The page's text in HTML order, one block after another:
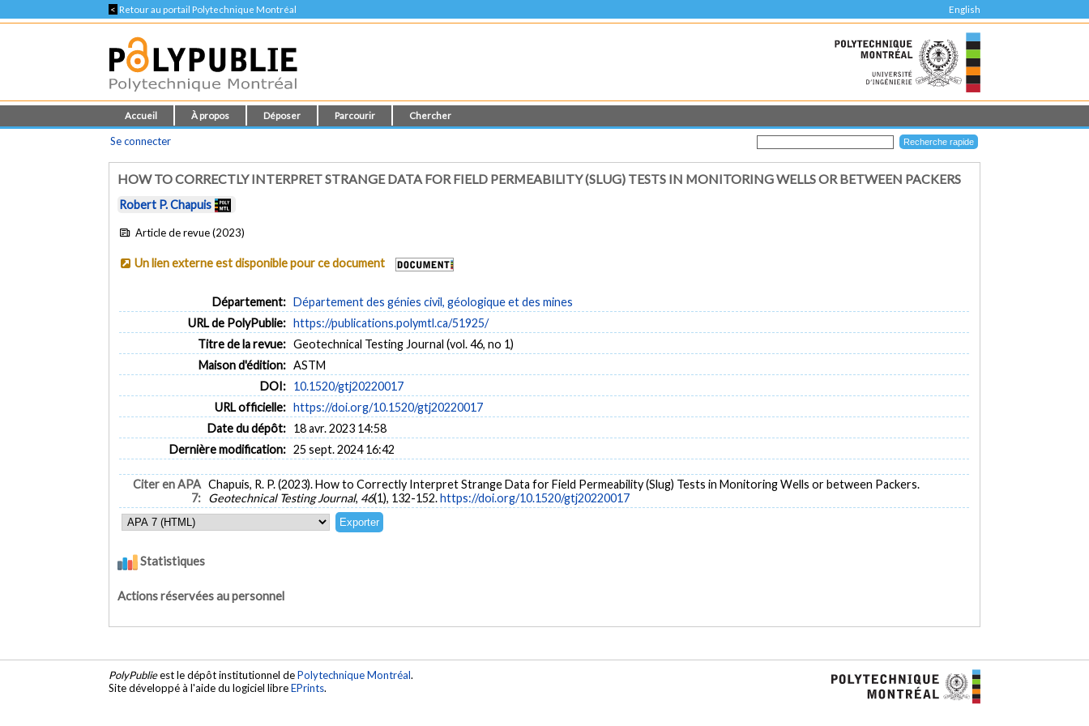
< Retour au portail Polytechnique Montréal English
Accueil À propos Déposer Parcourir Chercher
Se connecter
HOW TO CORRECTLY INTERPRET STRANGE DATA FOR FIELD PERMEABILITY (SLUG) TESTS IN MONITORING WELLS OR BETWEEN PACKERS
Robert P. Chapuis
Article de revue (2023)
Un lien externe est disponible pour ce document
Département: Département des génies civil, géologique et des mines
URL de PolyPublie: https://publications.polymtl.ca/51925/
Titre de la revue: Geotechnical Testing Journal (vol. 46, no 1)
Maison d'édition: ASTM
DOI: 10.1520/gtj20220017
URL officielle: https://doi.org/10.1520/gtj20220017
Date du dépôt: 18 avr. 2023 14:58
Dernière modification: 25 sept. 2024 16:42
Citer en APA
7:
Chapuis, R. P. (2023). How to Correctly Interpret Strange Data for Field Permeability (Slug) Tests in Monitoring Wells or between Packers.
Geotechnical Testing Journal, 46(1), 132-152.https://doi.org/10.1520/gtj20220017
Statistiques
Actions réservées au personnel
PolyPublieest le dépôt institutionnel dePolytechnique Montréal.
Site développé à l'aide du logiciel libreEPrints.